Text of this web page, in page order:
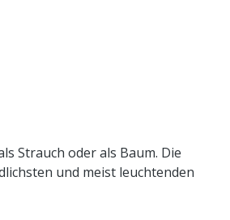
Strauch oder als Baum. Die
und meist leuchtenden